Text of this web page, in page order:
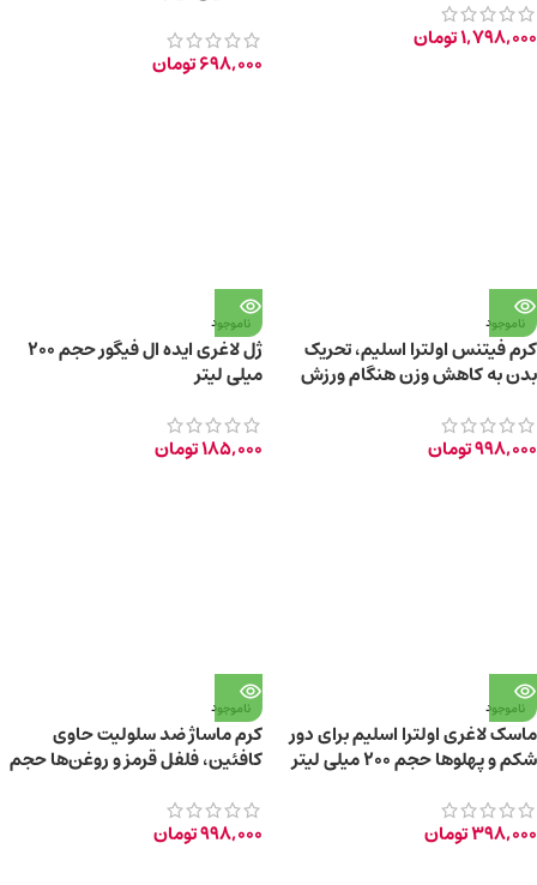
1,798,000تومان
698,000تومان
ناموجود
کرم فیتنس اولترا اسلیم، تحریک
بدن به کاهش وزن هنگام ورزش
998,000تومان
ناموجود
ژل لاغری ایده ال فیگور حجم ۲۰۰
میلی لیتر
185,000تومان
ناموجود
ماسک لاغری اولترا اسلیم برای دور
شکم و پهلوها حجم ۲۰۰ میلی لیتر
398,000تومان
ناموجود
کرم ماساژ ضد سلولیت حاوی
کافئین، فلفل قرمز و روغن‌ها حجم
998,000تومان